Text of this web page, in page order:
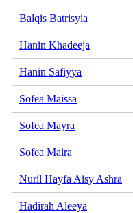
Balqis Batrisyia
Hanin Khadeeja
Hanin Safiyya
Sofea Maissa
Sofea Mayra
Sofea Maira
Nuril Hayfa Aisy Ashra
Hadirah Aleeya